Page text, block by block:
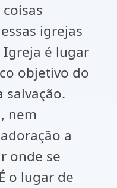
igrejas
é lugar
objetivo do
salvação.
nem
a
onde se
o lugar de